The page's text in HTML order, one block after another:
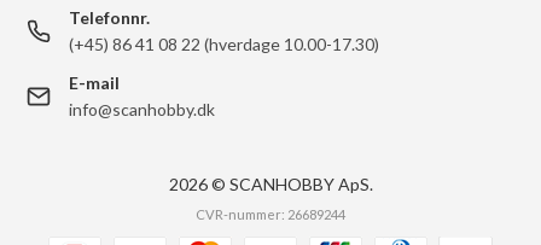
Telefonnr.
(+45) 86 41 08 22 (hverdage 10.00-17.30)
E-mail
info@scanhobby.dk
2026 © SCANHOBBY ApS.
CVR-nummer: 26689244